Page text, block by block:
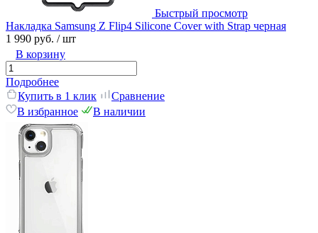
Быстрый просмотр
Накладка Samsung Z Flip4 Silicone Cover with Strap черная
1 990 руб. / шт
В корзину
Подробнее
Купить в 1 клик
Сравнение
В избранное
В наличии